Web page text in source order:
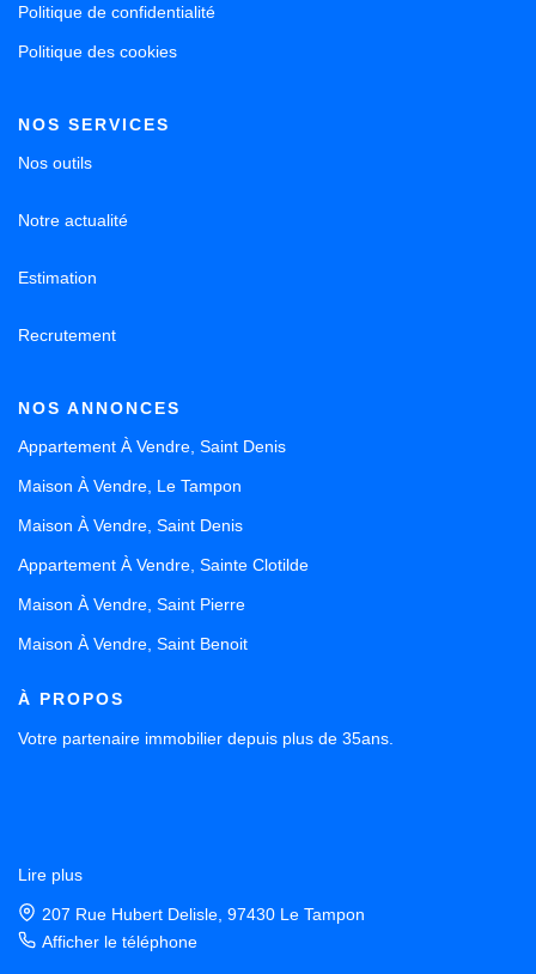
Politique de confidentialité
Politique des cookies
NOS SERVICES
Nos outils
Notre actualité
Estimation
Recrutement
NOS ANNONCES
Appartement À Vendre, Saint Denis
Maison À Vendre, Le Tampon
Maison À Vendre, Saint Denis
Appartement À Vendre, Sainte Clotilde
Maison À Vendre, Saint Pierre
Maison À Vendre, Saint Benoit
À PROPOS
Votre partenaire immobilier depuis plus de 35ans.
Lire plus
207 Rue Hubert Delisle, 97430 Le Tampon
Afficher le téléphone